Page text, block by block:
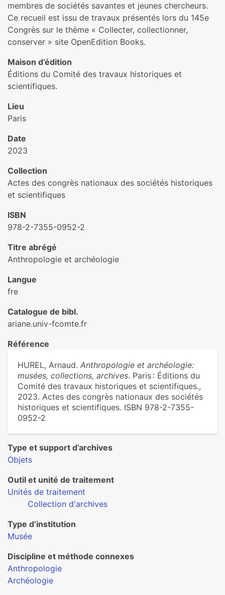
membres de sociétés savantes et jeunes chercheurs.
Ce recueil est issu de travaux présentés lors du 145e
Congrès sur le thème « Collecter, collectionner,
conserver » site OpenEdition Books.
Maison d’édition
Éditions du Comité des travaux historiques et
scientifiques.
Lieu
Paris
Date
2023
Collection
Actes des congrès nationaux des sociétés historiques
et scientifiques
ISBN
978-2-7355-0952-2
Titre abrégé
Anthropologie et archéologie
Langue
fre
Catalogue de bibl.
ariane.univ-fcomte.fr
Référence
HUREL, Arnaud. Anthropologie et archéologie:
musées, collections, archives. Paris : Éditions du
Comité des travaux historiques et scientifiques.,
2023. Actes des congrès nationaux des sociétés
historiques et scientifiques. ISBN 978-2-7355-
0952-2
Type et support d’archives
Objets
Outil et unité de traitement
Unités de traitement
Collection d'archives
Type d’institution
Musée
Discipline et méthode connexes
Anthropologie
Archéologie